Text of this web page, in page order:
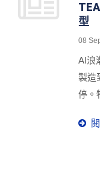
AI智
整合
優勢
印度
與永
榮共
方案
型
08
AI浪
製造
停。
險」